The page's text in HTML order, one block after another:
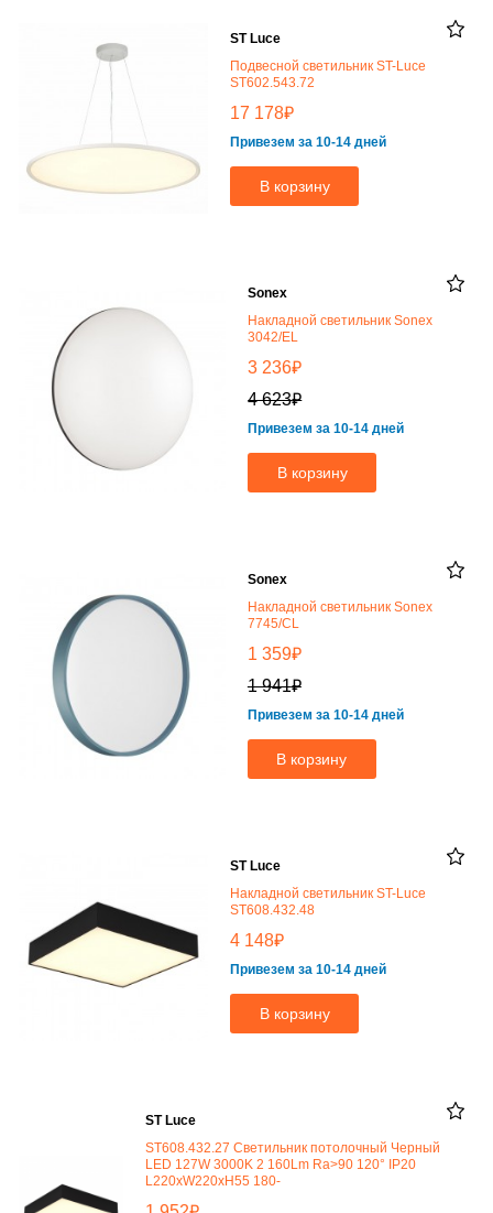
ST Luce
Подвесной светильник ST-Luce
ST602.543.72
17 178₽
Привезем за 10-14 дней
В корзину
Sonex
Накладной светильник Sonex
3042/EL
3 236₽
4 623₽
Привезем за 10-14 дней
В корзину
Sonex
Накладной светильник Sonex
7745/CL
1 359₽
1 941₽
Привезем за 10-14 дней
В корзину
ST Luce
Накладной светильник ST-Luce
ST608.432.48
4 148₽
Привезем за 10-14 дней
В корзину
ST Luce
ST608.432.27 Светильник потолочный Черный
LED 127W 3000K 2 160Lm Ra>90 120° IP20
L220xW220xH55 180-